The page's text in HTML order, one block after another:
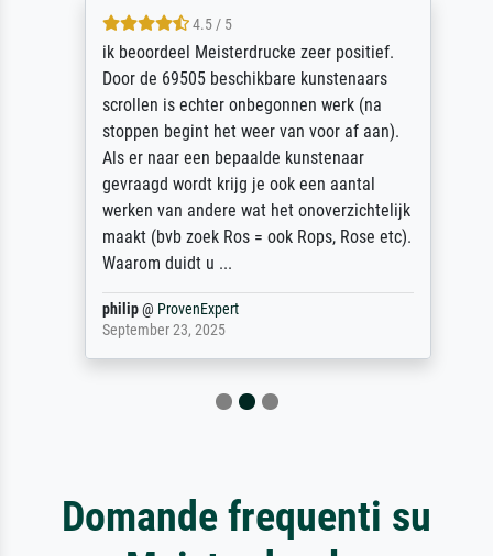
4.5 / 5
ik beoordeel Meisterdrucke zeer positief.
Door de 69505 beschikbare kunstenaars
scrollen is echter onbegonnen werk (na
stoppen begint het weer van voor af aan).
Als er naar een bepaalde kunstenaar
gevraagd wordt krijg je ook een aantal
werken van andere wat het onoverzichtelijk
maakt (bvb zoek Ros = ook Rops, Rose etc).
Waarom duidt u ...
philip@ProvenExpert
September 23, 2025
Domande frequenti su